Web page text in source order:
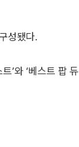
성됐다.
’와 ‘베스트 팝 듀